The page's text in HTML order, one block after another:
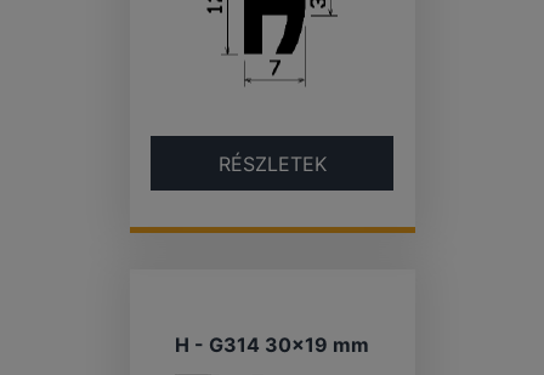
RÉSZLETEK
H - G314 30×19 mm